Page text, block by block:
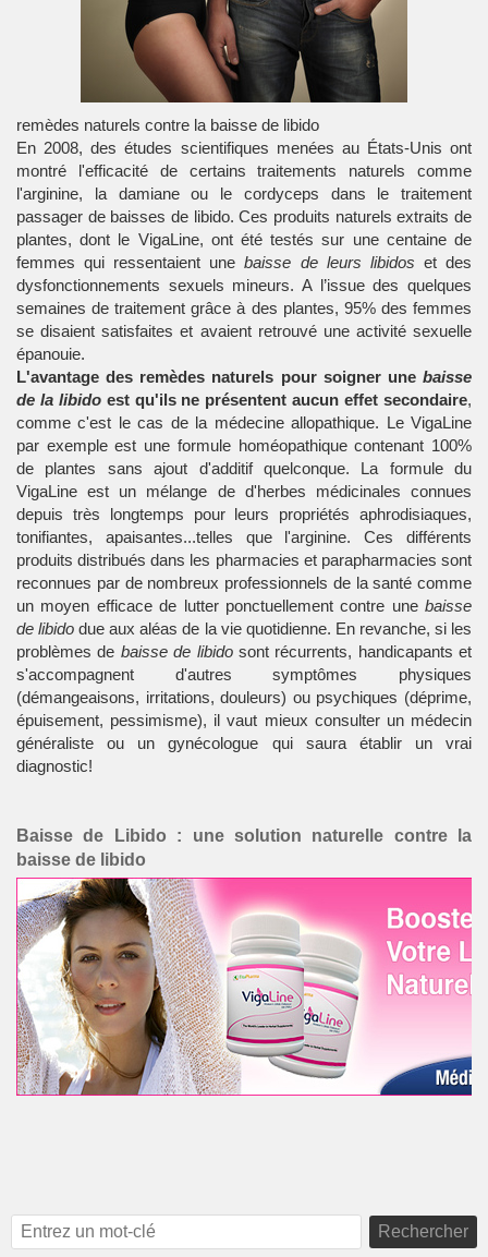
remèdes naturels contre la baisse de libido
En 2008, des études scientifiques menées au États-Unis ont
montré l'efficacité de certains traitements naturels comme
l'arginine, la damiane ou le cordyceps dans le traitement
passager de baisses de libido. Ces produits naturels extraits de
plantes, dont le VigaLine, ont été testés sur une centaine de
femmes qui ressentaient unebaisse de leurs libidos et des
dysfonctionnements sexuels mineurs. A l’issue des quelques
semaines de traitement grâce à des plantes, 95% des femmes
se disaient satisfaites et avaient retrouvé une activité sexuelle
épanouie.
L'avantage des remèdes naturels pour soigner une baisse
de la libidoest qu'ils ne présentent aucun effet secondaire,
comme c'est le cas de la médecine allopathique. Le VigaLine
par exemple est une formule homéopathique contenant 100%
de plantes sans ajout d'additif quelconque. La formule du
VigaLine est un mélange de d'herbes médicinales connues
depuis très longtemps pour leurs propriétés aphrodisiaques,
tonifiantes, apaisantes...telles que l'arginine. Ces différents
produits distribués dans les pharmacies et parapharmacies sont
reconnues par de nombreux professionnels de la santé comme
un moyen efficace de lutter ponctuellement contre une baisse
de libido due aux aléas de la vie quotidienne. En revanche, si les
problèmes de baisse de libidosont récurrents, handicapants et
s'accompagnent d'autres symptômes physiques
(démangeaisons, irritations, douleurs) ou psychiques (déprime,
épuisement, pessimisme), il vaut mieux consulter un médecin
généraliste ou un gynécologue qui saura établir un vrai
diagnostic!
Baisse de Libido : une solution naturelle contre la
baisse de libido
Rechercher